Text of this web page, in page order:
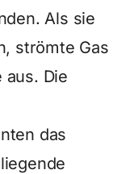
Als sie
strömte Gas
aus. Die
das